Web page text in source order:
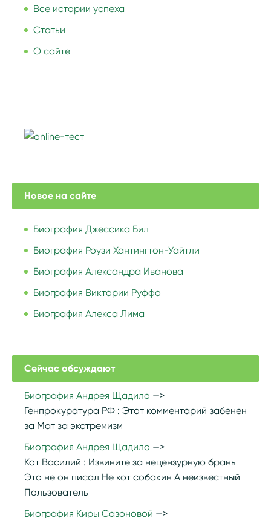
Все истории успеха
Статьи
О сайте
Новое на сайте
Биография Джессика Бил
Биография Роузи Хантингтон-Уайтли
Биография Александра Иванова
Биография Виктории Руффо
Биография Алекса Лима
Сейчас обсуждают
Биография Андрея Щадило
Генпрокуратура РФ : Этот комментарий забенен
за Мат за экстремизм
Биография Андрея Щадило
Кот Василий : Извините за нецензурную брань
Это не он писал Не кот собакин А неизвестный
Пользователь
Биография Киры Сазоновой